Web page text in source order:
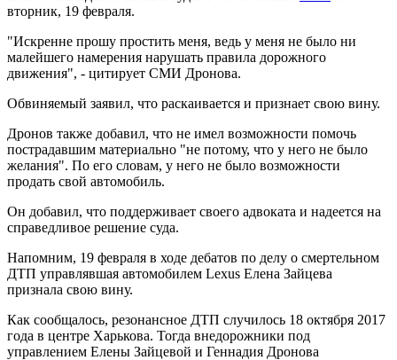
вторник, 19 февраля.
"Искренне прошу простить меня, ведь у меня не было ни
малейшего намерения нарушать правила дорожного
движения", - цитирует СМИ Дронова.
Обвиняемый заявил, что раскаивается и признает свою вину.
Дронов также добавил, что не имел возможности помочь
пострадавшим материально "не потому, что у него не было
желания". По его словам, у него не было возможности
продать свой автомобиль.
Он добавил, что поддерживает своего адвоката и надеется на
справедливое решение суда.
Напомним, 19 февраля в ходе дебатов по делу о смертельном
ДТП управлявшая автомобилем Lexus Елена Зайцева
признала свою вину.
Как сообщалось, резонансное ДТП случилось 18 октября 2017
года в центре Харькова. Тогда внедорожники под
управлением Елены Зайцевой и Геннадия Дронова